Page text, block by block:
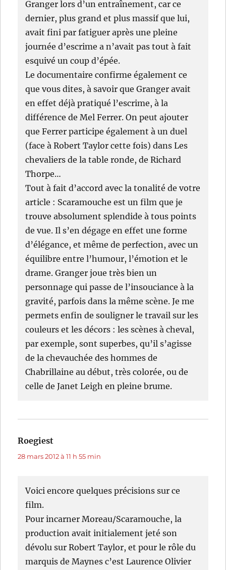
Granger lors d’un entraînement, car ce
dernier, plus grand et plus massif que lui,
avait fini par fatiguer après une pleine
journée d’escrime a n’avait pas tout à fait
esquivé un coup d’épée.
Le documentaire confirme également ce
que vous dites, à savoir que Granger avait
en effet déjà pratiqué l’escrime, à la
différence de Mel Ferrer. On peut ajouter
que Ferrer participe également à un duel
(face à Robert Taylor cette fois) dans Les
chevaliers de la table ronde, de Richard
Thorpe…
Tout à fait d’accord avec la tonalité de votre
article : Scaramouche est un film que je
trouve absolument splendide à tous points
de vue. Il s’en dégage en effet une forme
d’élégance, et même de perfection, avec un
équilibre entre l’humour, l’émotion et le
drame. Granger joue très bien un
personnage qui passe de l’insouciance à la
gravité, parfois dans la même scène. Je me
permets enfin de souligner le travail sur les
couleurs et les décors : les scènes à cheval,
par exemple, sont superbes, qu’il s’agisse
de la chevauchée des hommes de
Chabrillaine au début, très colorée, ou de
celle de Janet Leigh en pleine brume.
Roegiest
28 mars 2012 à 11 h 55 min
Voici encore quelques précisions sur ce
film.
Pour incarner Moreau/Scaramouche, la
production avait initialement jeté son
dévolu sur Robert Taylor, et pour le rôle du
marquis de Maynes c’est Laurence Olivier